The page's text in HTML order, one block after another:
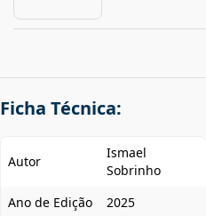
Ficha Técnica:
Autor
Ismael
Sobrinho
Ano de Edição
2025